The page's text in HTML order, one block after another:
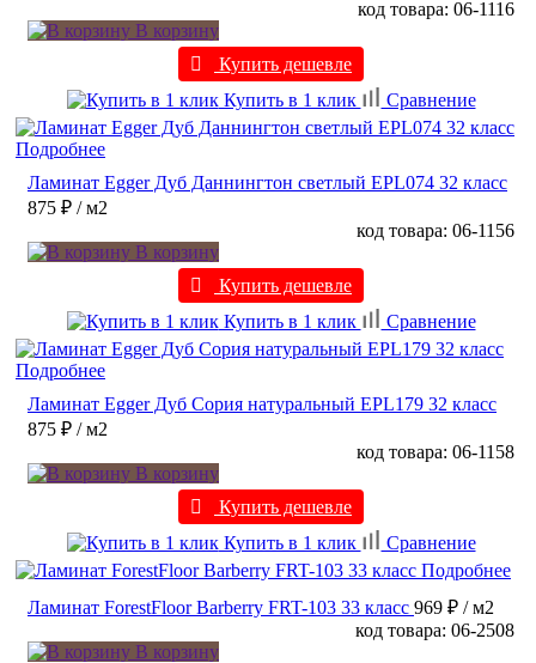
код товара: 06-1116
В корзину
Купить дешевле
Купить в 1 клик
Сравнение
Подробнее
Ламинат Egger Дуб Даннингтон светлый EPL074 32 класс
875 ₽ / м2
код товара: 06-1156
В корзину
Купить дешевле
Купить в 1 клик
Сравнение
Подробнее
Ламинат Egger Дуб Сория натуральный EPL179 32 класс
875 ₽ / м2
код товара: 06-1158
В корзину
Купить дешевле
Купить в 1 клик
Сравнение
Подробнее
Ламинат ForestFloor Barberry FRT-103 33 класс 969 ₽ / м2
код товара: 06-2508
В корзину